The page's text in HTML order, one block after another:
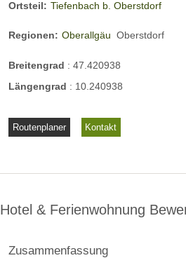
Ortsteil: Tiefenbach b. Oberstdorf
Regionen: Oberallgäu Oberstdorf
Breitengrad : 47.420938
Längengrad : 10.240938
Routenplaner Kontakt
Hotel & Ferienwohnung
Zusammenfassung